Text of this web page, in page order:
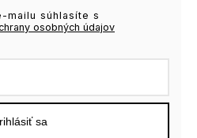
mailu súhlasíte s
osobných údajov
sa